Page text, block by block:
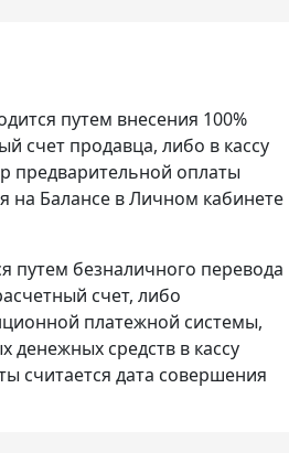
путем внесения 100%
счет продавца, либо в кассу
предварительной оплаты
на Балансе в Личном кабинете
путем безналичного перевода
счет, либо
платежной системы,
денежных средств в кассу
считается дата совершения